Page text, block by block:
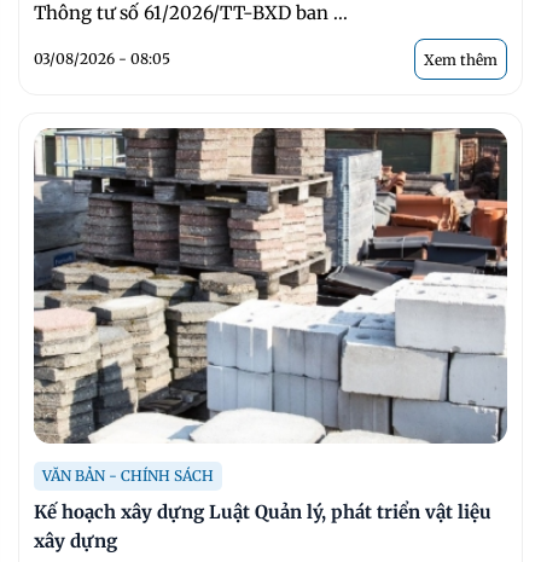
Thông tư số 61/2026/TT-BXD ban ...
03/08/2026 - 08:05 Xem thêm
VĂN BẢN - CHÍNH SÁCH
Kế hoạch xây dựng Luật Quản lý, phát triển vật liệu
xây dựng